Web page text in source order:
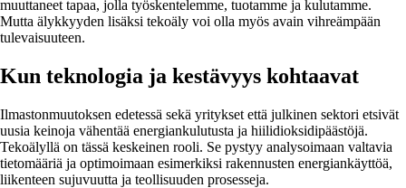
muuttaneet tapaa, jolla työskentelemme, tuotamme ja kulutamme.
Mutta älykkyyden lisäksi tekoäly voi olla myös avain vihreämpään
tulevaisuuteen.
Kun teknologia ja kestävyys kohtaavat
Ilmastonmuutoksen edetessä sekä yritykset että julkinen sektori etsivät
uusia keinoja vähentää energiankulutusta ja hiilidioksidipäästöjä.
Tekoälyllä on tässä keskeinen rooli. Se pystyy analysoimaan valtavia
tietomääriä ja optimoimaan esimerkiksi rakennusten energiankäyttöä,
liikenteen sujuvuutta ja teollisuuden prosesseja.